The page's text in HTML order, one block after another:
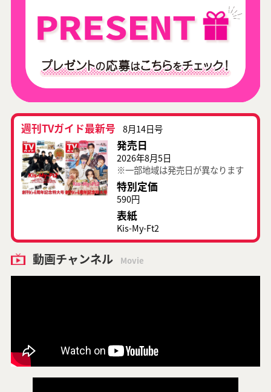
週刊TVガイド最新号 8月14日号
発売日
2026年8月5日
※一部地域は発売日が異なります
特別定価
590円
表紙
Kis-My-Ft2
動画チャンネル Movie